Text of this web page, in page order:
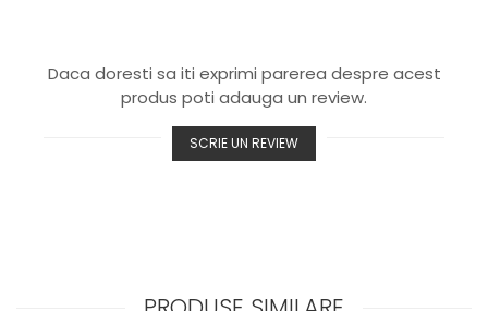
Daca doresti sa iti exprimi parerea despre acest
produs poti adauga un review.
SCRIE UN REVIEW